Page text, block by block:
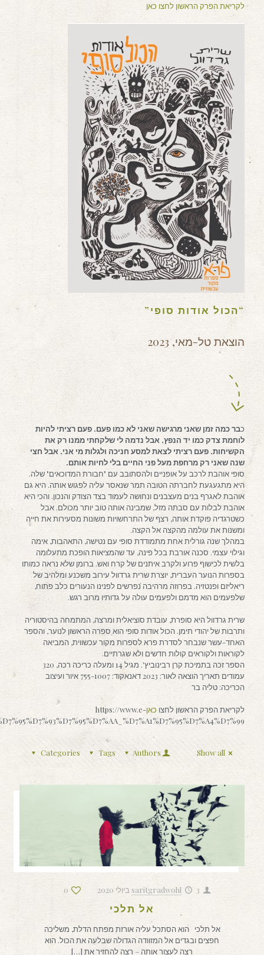
לקריאת הפרק הראשון לחצו כאן
“הכול אודות סופי”
הוצאת טל-מאי, 2023
כבר כמה זמן שאני מרגישה שאני לא כמו פעם. פעם רציתי להיות
לוחמת צדק כמו יד הנפץ, אבל נדמה לי שלקחתי ממנו רק את
הקשיחות. פעם רציתי לצאת למסע חניכה ולגלות מי אני, אבל חצי
שנה שאני רק מרחפת מעל פני החיים בלי לחיות אותם.
סופי אוהבת לרכב על אופניים ולהסתובב עם "חבורת המדוכאים" שלה.
היא מתגעגעת לחברתה הטובה תמר שנאסר עליה לפגוש אותה. היא גם
אוהבת לאגרף בנים מעצבנים ונחושה לעמוד בצד הצודק והנכון. והכי היא
אוהבת לבלות עם סבתה מזל, שמבינה אותה טוב יותר מכולם. אבל
כשטרגדיה פוקדת אותה, רצף של התרחשויות משונות מסעירות את חייה
ומשנות את עולמה מהקצה אל הקצה.
במהלך שנה גורלית אחת מתמודדת סופי עם נטישה, התאהבות, אימה
וגילוי עצמי. סכנה אורבת בכל פינה, עד שהמציאות הופכת מתעלומה
בלשית לכישוף פרוע ולקרב איתנים של קרח ואש. ברומן שלא נראה כמותו
בספרות הנוער העברית, יוצרת שרית גרדוול עירוב משכנע ומלהיב של
ריאליזם ופנטזיה. בפרוזה מרהיבה נפרשים לפנינו הנעורים כלב פתוח,
שלפעמים הוא מדמם ולפעמים עולה על גדותיו מרוב רגש.
שרית גרדוול היא סופרת, עובדת סוציאלית ומרצה, המתמחה בהיסטוריה
ותרבות של יהודי תימן. הכול אודות סופי הוא ספרה הראשון לנוער, והספר
האחד-עשר שנבחר לסדרת פרא לספרות מקור עכשווית, המביאה
לקוראות ולקוראים קולות חדשים ולא שגרתיים.
הספר זכה בתמיכת קרן רבינוביץ'. מגיל 14 ומעלה כריכה רכה, 320
עמודים תאריך הוצאה לאור: 2023 דאנאקוד: 755-1007 איור ועיצוב
הכריכה: טליה בר
לקריאת הפרק הראשון לחצו כאןhttps://www.e-
Categories Tags Authors Show all
saritgradwohl 3 ביולי 2020 0
אל תלכי
אל תלכי הוא הסתכל עליה אורזת מפתח הדלת, משליכה
חפצים ובגדים אל המזוודה הגדולה שבלעה את הכול. הוא
רצה לעצור אותה – רצה להחזיר את […]